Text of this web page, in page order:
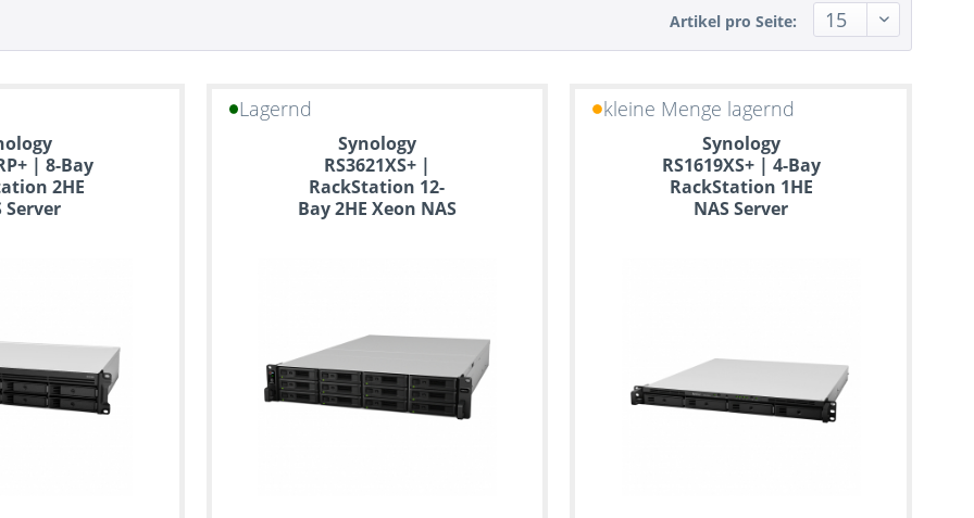
Artikel pro Seite:
| 8-Bay
2HE
Server
Lagernd
Synology
RS3621XS+ |
RackStation 12-
Bay 2HE Xeon NAS
kleine Menge lagernd
Synology
RS1619XS+ | 4-Bay
RackStation 1HE
NAS Server